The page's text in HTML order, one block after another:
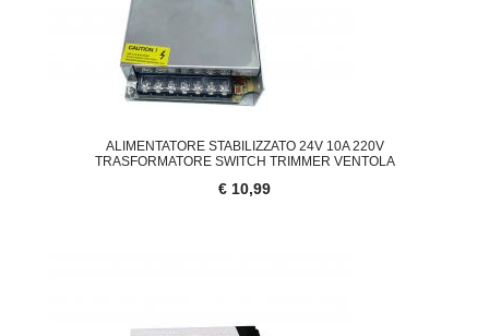
ALIMENTATORE STABILIZZATO 24V 10A 220V
TRASFORMATORE SWITCH TRIMMER VENTOLA
€ 10,99